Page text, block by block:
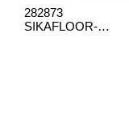
SIKAFLOOR-01 PRIMER
282873